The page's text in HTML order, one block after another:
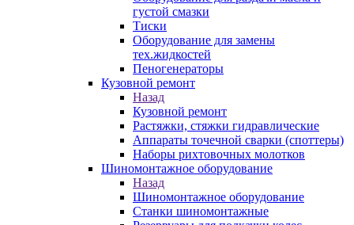
густой смазки
Тиски
Оборудование для замены
тех.жидкостей
Пеногенераторы
Кузовной ремонт
Назад
Кузовной ремонт
Растяжки, стяжки гидравлические
Аппараты точечной сварки (споттеры)
Наборы рихтовочных молотков
Шиномонтажное оборудование
Назад
Шиномонтажное оборудование
Станки шиномонтажные